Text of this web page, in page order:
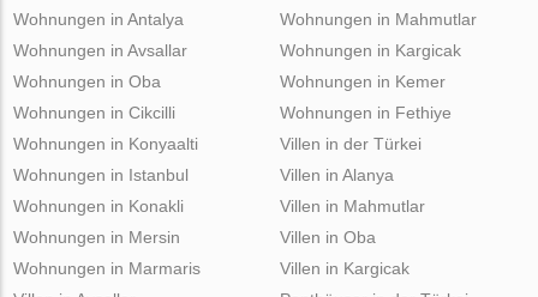
Wohnungen in Antalya
Wohnungen in Avsallar
Wohnungen in Oba
Wohnungen in Cikcilli
Wohnungen in Mahmutlar
Wohnungen in Kargicak
Wohnungen in Kemer
Wohnungen in Fethiye
Wohnungen in Konyaalti
Wohnungen in Istanbul
Wohnungen in Konakli
Wohnungen in Mersin
Wohnungen in Marmaris
Villen in der Türkei
Villen in Alanya
Villen in Mahmutlar
Villen in Oba
Villen in Kargicak